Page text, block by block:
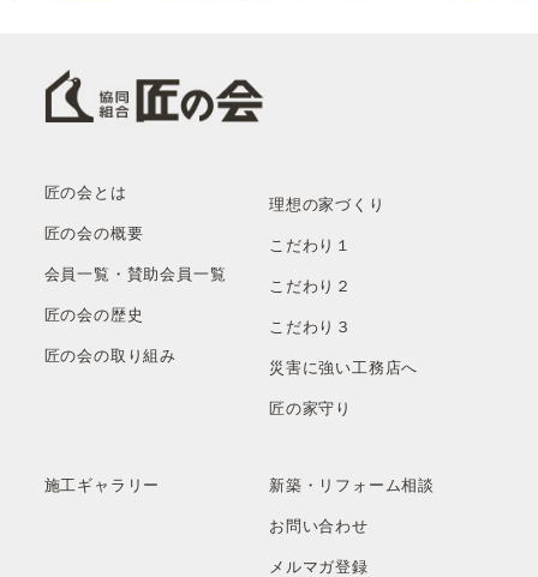
匠の会とは
匠の会の概要
会員一覧・賛助会員一覧
匠の会の歴史
匠の会の取り組み
理想の家づくり
こだわり１
こだわり２
こだわり３
災害に強い工務店へ
匠の家守り
施工ギャラリー 新築・リフォーム相談
お問い合わせ
メルマガ登録